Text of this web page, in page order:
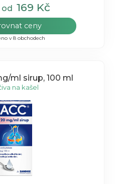
od169 Kč
ceny
v 8 obchodech
ml sirup, 100 ml
na kašel